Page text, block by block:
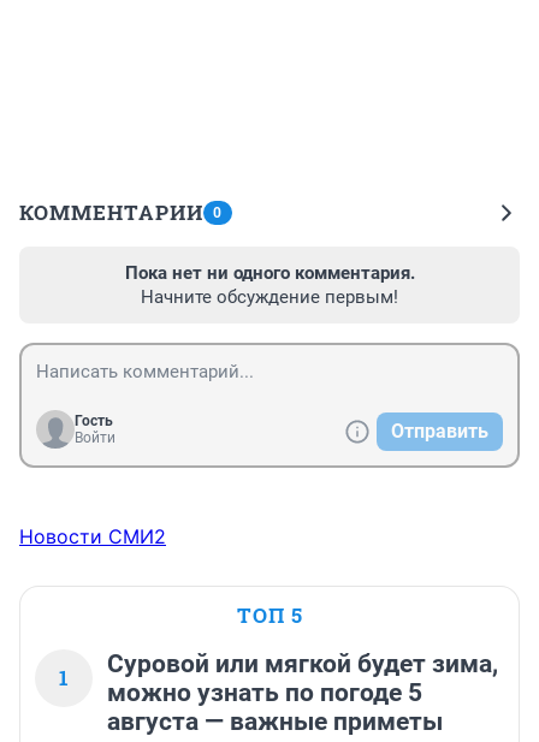
КОММЕНТАРИИ 0
Пока нет ни одного комментария.
Начните обсуждение первым!
Гость
Войти
Отправить
Новости СМИ2
ТОП 5
1
Суровой или мягкой будет зима,
можно узнать по погоде 5
августа — важные приметы